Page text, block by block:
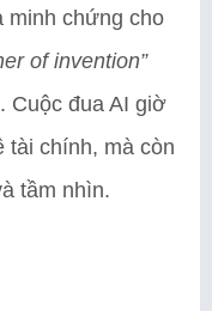
minh chứng cho
of invention”
Cuộc đua AI giờ
tài chính, mà còn
tầm nhìn.